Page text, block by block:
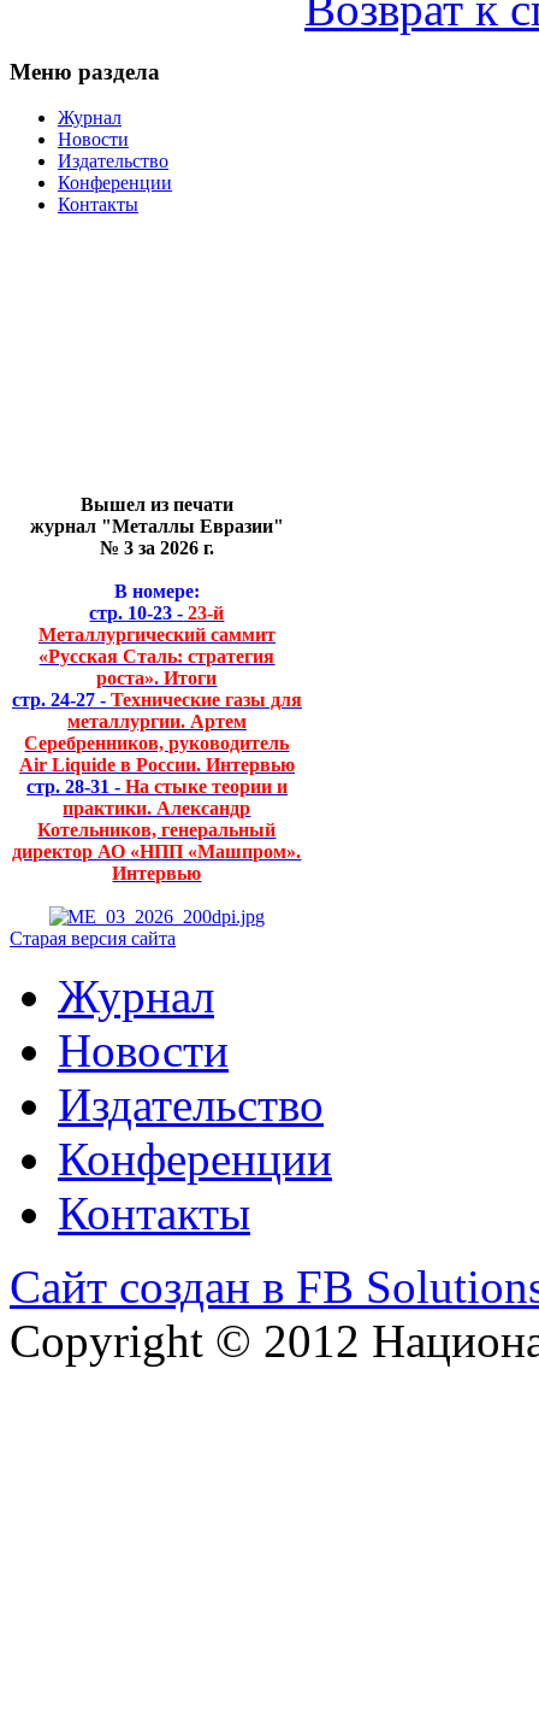
Меню раздела
Журнал
Новости
Издательство
Конференции
Контакты
Вышел из печати
журнал "Металлы Евразии"
№ 3 за 2026 г.
В номере:
стр. 10-23 - 23-й
Металлургический саммит
«Русская Сталь: стратегия
роста». Итоги
стр. 24-27 - Технические газы для
металлургии. Артем
Серебренников, руководитель
Air Liquide в России. Интервью
стр. 28-31 - На стыке теории и
практики. Александр
Котельников, генеральный
директор АО «НПП «Машпром».
Интервью
Старая версия сайта
Журнал
Новости
Издательство
Конференции
Контакты
Сайт создан в FB
Copyright © 2012